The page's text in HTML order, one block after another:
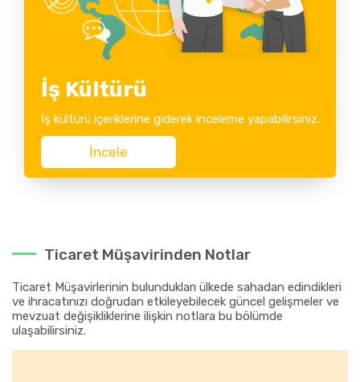
İş Kültürü
İş kültürü içeriklerine giderek inceleme yapabilirsiniz.
İncele
Ticaret Müşavirinden Notlar
Ticaret Müşavirlerinin bulundukları ülkede sahadan edindikleri
ve ihracatınızı doğrudan etkileyebilecek güncel gelişmeler ve
mevzuat değişikliklerine ilişkin notlara bu bölümde
ulaşabilirsiniz.